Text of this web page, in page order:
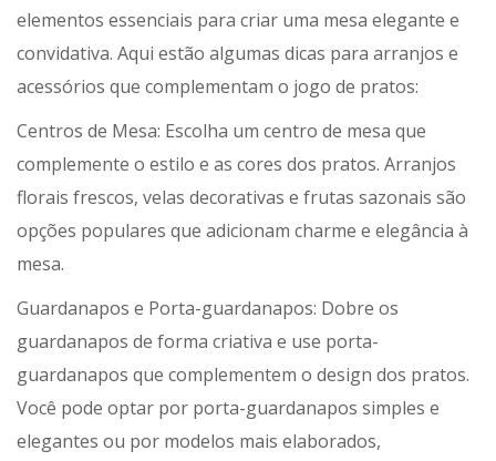
elementos essenciais para criar uma mesa elegante e
convidativa. Aqui estão algumas dicas para arranjos e
acessórios que complementam o jogo de pratos:
Centros de Mesa: Escolha um centro de mesa que
complemente o estilo e as cores dos pratos. Arranjos
florais frescos, velas decorativas e frutas sazonais são
opções populares que adicionam charme e elegância à
mesa.
Guardanapos e Porta-guardanapos: Dobre os
guardanapos de forma criativa e use porta-
guardanapos que complementem o design dos pratos.
Você pode optar por porta-guardanapos simples e
elegantes ou por modelos mais elaborados,